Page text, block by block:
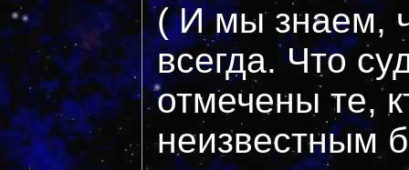
( И мы знаем,
всегда. Что
отмечены те,
неизвестным